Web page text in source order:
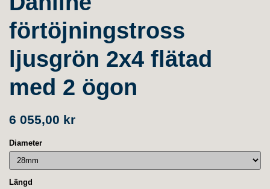
förtöjningstross
ljusgrön 2x4 flätad
med 2 ögon
6 055,00 kr
Diameter
Längd